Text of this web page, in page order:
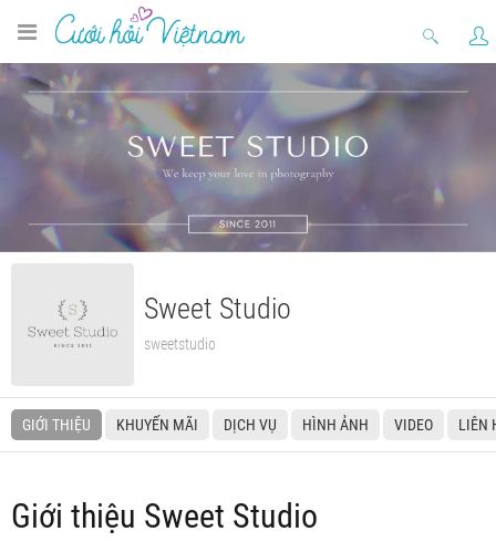
Sweet Studio
sweetstudio
GIỚI THIỆU KHUYẾN MÃI DỊCH VỤ HÌNH ẢNH VIDEO LIÊN
Giới thiệu Sweet Studio